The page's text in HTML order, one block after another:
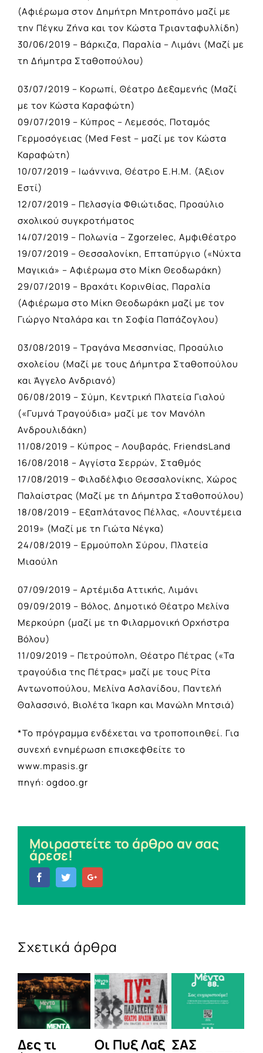
(Αφιέρωμα στον Δημήτρη Μητροπάνο μαζί με
την Πέγκυ Ζήνα και τον Κώστα Τριανταφυλλίδη)
30/06/2019 – Βάρκιζα, Παραλία – Λιμάνι (Μαζί με
τη Δήμητρα Σταθοπούλου)
03/07/2019 – Κορωπί, Θέατρο Δεξαμενής (Μαζί
με τον Κώστα Καραφώτη)
09/07/2019 – Κύπρος – Λεμεσός, Ποταμός
Γερμοσόγειας (Med Fest – μαζί με τον Κώστα
Καραφώτη)
10/07/2019 – Ιωάννινα, Θέατρο Ε.Η.Μ. (Άξιον
Εστί)
12/07/2019 – Πελασγία Φθιώτιδας, Προαύλιο
σχολικού συγκροτήματος
14/07/2019 – Πολωνία – Zgorzelec, Αμφιθέατρο
19/07/2019 – Θεσσαλονίκη, Επταπύργιο («Νύχτα
Μαγικιά» – Αφιέρωμα στο Μίκη Θεοδωράκη)
29/07/2019 – Βραχάτι Κορινθίας, Παραλία
(Αφιέρωμα στο Μίκη Θεοδωράκη μαζί με τον
Γιώργο Νταλάρα και τη Σοφία Παπάζογλου)
03/08/2019 – Τραγάνα Μεσσηνίας, Προαύλιο
σχολείου (Μαζί με τους Δήμητρα Σταθοπούλου
και Άγγελο Ανδριανό)
06/08/2019 – Σύμη, Κεντρική Πλατεία Γιαλού
(«Γυμνά Τραγούδια» μαζί με τον Μανόλη
Ανδρουλιδάκη)
11/08/2019 – Κύπρος – Λουβαράς, FriendsLand
16/08/2018 – Αγγίστα Σερρών, Σταθμός
17/08/2019 – Φιλαδέλφιο Θεσσαλονίκης, Χώρος
Παλαίστρας (Μαζί με τη Δήμητρα Σταθοπούλου)
18/08/2019 – Εξαπλάτανος Πέλλας, «Λουντέμεια
2019» (Μαζί με τη Γιώτα Νέγκα)
24/08/2019 – Ερμούπολη Σύρου, Πλατεία
Μιαούλη
07/09/2019 – Αρτέμιδα Αττικής, Λιμάνι
09/09/2019 – Βόλος, Δημοτικό Θέατρο Μελίνα
Μερκούρη (μαζί με τη Φιλαρμονική Ορχήστρα
Βόλου)
11/09/2019 – Πετρούπολη, Θέατρο Πέτρας («Τα
τραγούδια της Πέτρας» μαζί με τους Ρίτα
Αντωνοπούλου, Μελίνα Ασλανίδου, Παντελή
Θαλασσινό, Βιολέτα Ίκαρη και Μανώλη Μητσιά)
*Το πρόγραμμα ενδέχεται να τροποποιηθεί. Για
συνεχή ενημέρωση επισκεφθείτε το
www.mpasis.gr
πηγή: ogdoo.gr
Μοιραστείτε το άρθρο αν σας
άρεσε!
FacebookTwitter
Σχετικά άρθρα
Δες τι Οι Πυξ Λαξ ΣΑΣ